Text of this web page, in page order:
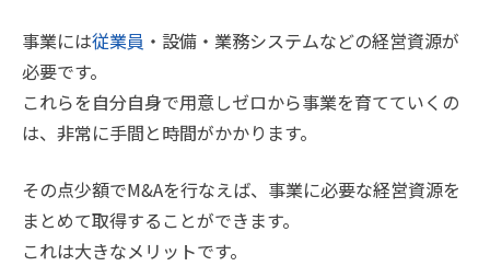
事業には従業員 ・設備・業務システムなどの経営資源が
必要です。
これらを自分自身で用意しゼロから事業を育てていくの
は、非常に手間と時間がかかります。
その点少額でM&Aを行なえば、事業に必要な経営資源を
まとめて取得することができます。
これは大きなメリットです。